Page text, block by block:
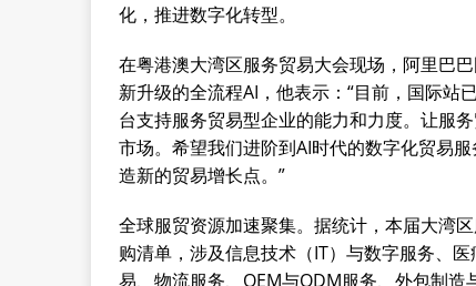
化，推进数字化转型。
在粤港澳大湾区服务贸易大会现场，阿里巴
新升级的全流程AI，他表示：“目前，国际
台支持服务贸易型企业的能力和力度。让服
市场。希望我们进阶到AI时代的数字化贸易
造新的贸易增长点。”
全球服贸资源加速聚集。据统计，本届大湾
购清单，涉及信息技术（IT）与数字服务、
易、物流服务、OEM与ODM服务、外包制